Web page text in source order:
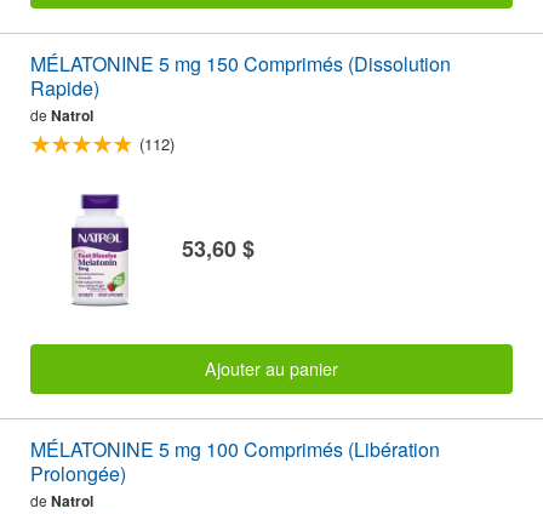
MÉLATONINE 5 mg 150 Comprimés (Dissolution
Rapide)
de Natrol
(112)
53,60 $
Ajouter au panier
MÉLATONINE 5 mg 100 Comprimés (Libération
Prolongée)
de Natrol